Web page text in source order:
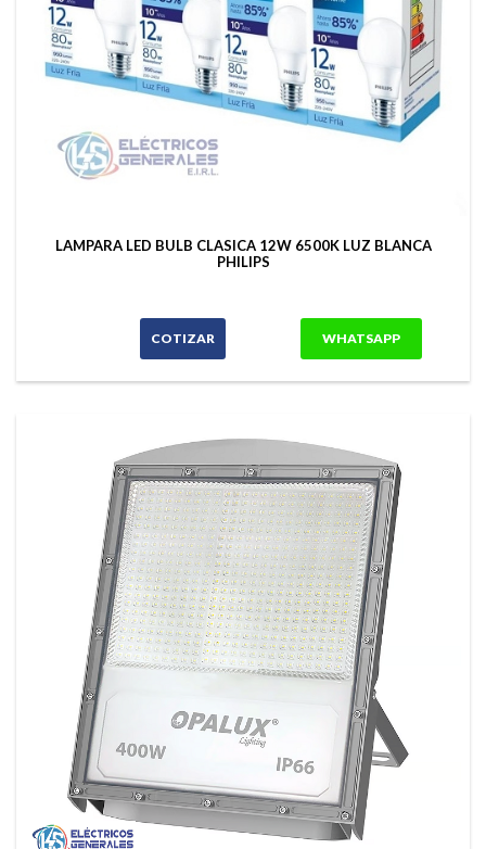
LAMPARA LED BULB CLASICA 12W 6500K LUZ BLANCA
PHILIPS
COTIZAR WHATSAPP